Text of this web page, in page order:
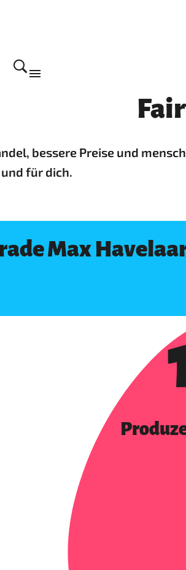
bessere Preise und
für dich.
Max